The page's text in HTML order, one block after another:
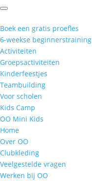
Boek een gratis proefles
6-weekse beginnerstraining
Activiteiten
Groepsactiviteiten
Kinderfeestjes
Teambuilding
Voor scholen
Kids Camp
OO Mini Kids
Home
Over OO
Clubkleding
Veelgestelde vragen
Werken bij OO